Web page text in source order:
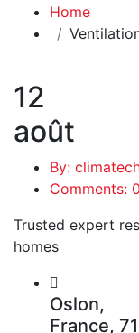
Home
12
août
By:
Comments: 0
Trusted expert
homes
Oslon,
France,